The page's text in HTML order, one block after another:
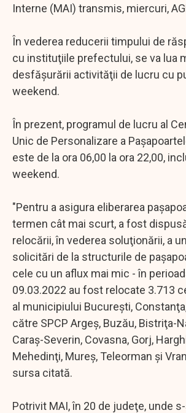
Interne (MAI) transmis, miercuri,
În vederea reducerii timpului de
cu instituţiile prefectului, se va lua
desfăşurării activităţii de lucru cu
weekend.
În prezent, programul de lucru al
Unic de Personalizare a
este de la ora 06,00 la ora 22,00,
weekend.
"Pentru a asigura eliberarea
termen cât mai scurt, a fost
relocării, în vederea soluţionării, a
solicitări de la structurile de
cele cu un aflux mai mic - în
09.03.2022 au fost relocate 3.713
al municipiului Bucureşti,
către SPCP Argeş, Buzău, Bistriţa-
Caraş-Severin, Covasna, Gorj,
Mehedinţi, Mureş, Teleorman şi
sursa citată.
Potrivit MAI, în 20 de judeţe, unde